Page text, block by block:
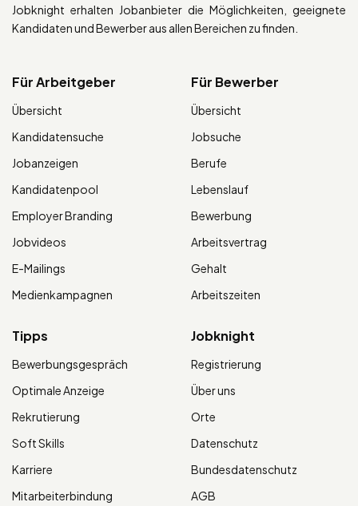
Jobknight erhalten Jobanbieter die Möglichkeiten, geeignete
Kandidaten und Bewerber aus allen Bereichen zu finden.
Für Arbeitgeber
Übersicht
Kandidatensuche
Jobanzeigen
Kandidatenpool
Employer Branding
Jobvideos
E-Mailings
Medienkampagnen
Für Bewerber
Übersicht
Jobsuche
Berufe
Lebenslauf
Bewerbung
Arbeitsvertrag
Gehalt
Arbeitszeiten
Tipps
Bewerbungsgespräch
Optimale Anzeige
Rekrutierung
Soft Skills
Karriere
Mitarbeiterbindung
Jobknight
Registrierung
Über uns
Orte
Datenschutz
Bundesdatenschutz
AGB